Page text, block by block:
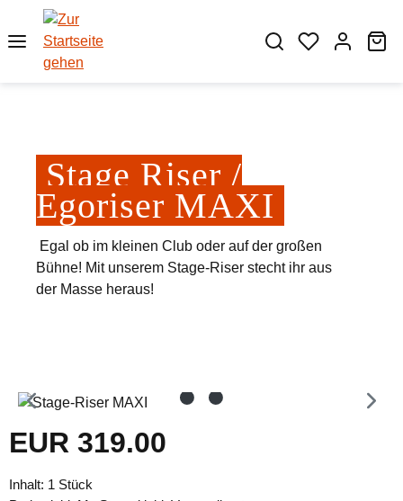
Zum Hauptinhalt springen
Stage Riser /
Egoriser MAXI
Egal ob im kleinen Club oder auf der großen
Bühne! Mit unserem Stage-Riser stecht ihr aus
der Masse heraus!
Bildergalerie überspringen
Regulärer Preis:
EUR 319.00
Inhalt: 1 Stück